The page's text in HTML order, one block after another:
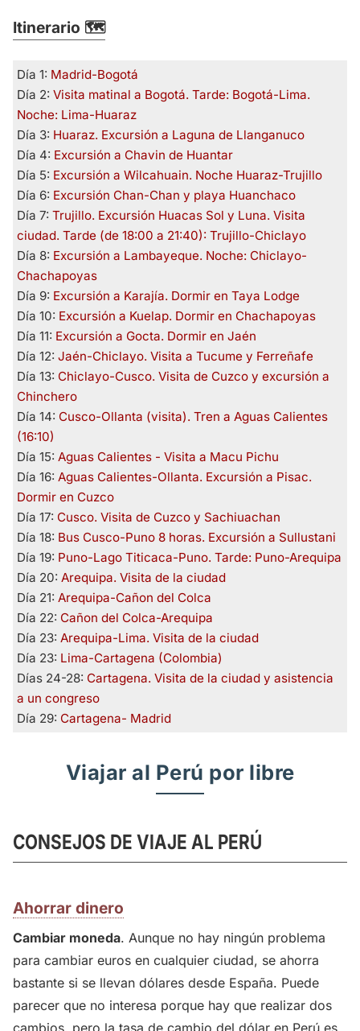
Itinerario 🗺️
Día 1: Madrid-Bogotá
Día 2: Visita matinal a Bogotá. Tarde: Bogotá-Lima.
Noche: Lima-Huaraz
Día 3: Huaraz. Excursión a Laguna de Llanganuco
Día 4: Excursión a Chavin de Huantar
Día 5: Excursión a Wilcahuain. Noche Huaraz-Trujillo
Día 6: Excursión Chan-Chan y playa Huanchaco
Día 7: Trujillo. Excursión Huacas Sol y Luna. Visita
ciudad. Tarde (de 18:00 a 21:40): Trujillo-Chiclayo
Día 8: Excursión a Lambayeque. Noche: Chiclayo-
Chachapoyas
Día 9: Excursión a Karajía. Dormir en Taya Lodge
Día 10: Excursión a Kuelap. Dormir en Chachapoyas
Día 11: Excursión a Gocta. Dormir en Jaén
Día 12: Jaén-Chiclayo. Visita a Tucume y Ferreñafe
Día 13: Chiclayo-Cusco. Visita de Cuzco y excursión a
Chinchero
Día 14: Cusco-Ollanta (visita). Tren a Aguas Calientes
(16:10)
Día 15: Aguas Calientes - Visita a Macu Pichu
Día 16: Aguas Calientes-Ollanta. Excursión a Pisac.
Dormir en Cuzco
Día 17: Cusco. Visita de Cuzco y Sachiuachan
Día 18: Bus Cusco-Puno 8 horas. Excursión a Sullustani
Día 19: Puno-Lago Titicaca-Puno. Tarde: Puno-Arequipa
Día 20: Arequipa. Visita de la ciudad
Día 21: Arequipa-Cañon del Colca
Día 22: Cañon del Colca-Arequipa
Día 23: Arequipa-Lima. Visita de la ciudad
Día 23: Lima-Cartagena (Colombia)
Días 24-28: Cartagena. Visita de la ciudad y asistencia
a un congreso
Día 29: Cartagena- Madrid
Viajar al Perú por libre
CONSEJOS DE VIAJE AL PERÚ
Ahorrar dinero
Cambiar moneda. Aunque no hay ningún problema
para cambiar euros en cualquier ciudad, se ahorra
bastante si se llevan dólares desde España. Puede
parecer que no interesa porque hay que realizar dos